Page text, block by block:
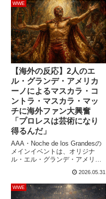
レア・バザルテ）がエレベータ
ー内で激しいキスをしていたと
ころに「少しはマナーを守って
くれ」と注意したところ、怒っ
たカイザーから暴行を受け、頭
部に大きな引っかき...
WWE
【海外の反応】2人のエ
ル・グランデ・アメリカ
ーノによるマスカラ・コ
ントラ・マスカラ・マッ
チに海外ファン大興奮
「プロレスは芸術になり
得るんだ」
AAA・Noche de los Grandesの
メインイベントは、オリジナ
ル・エル・グランデ・アメリカ
アメリカーノのキャリアを賭け
たマスカラ・コントラ・マスカ
ラ・マッチ。敗れたほうがマス
2026.05.31
WWE